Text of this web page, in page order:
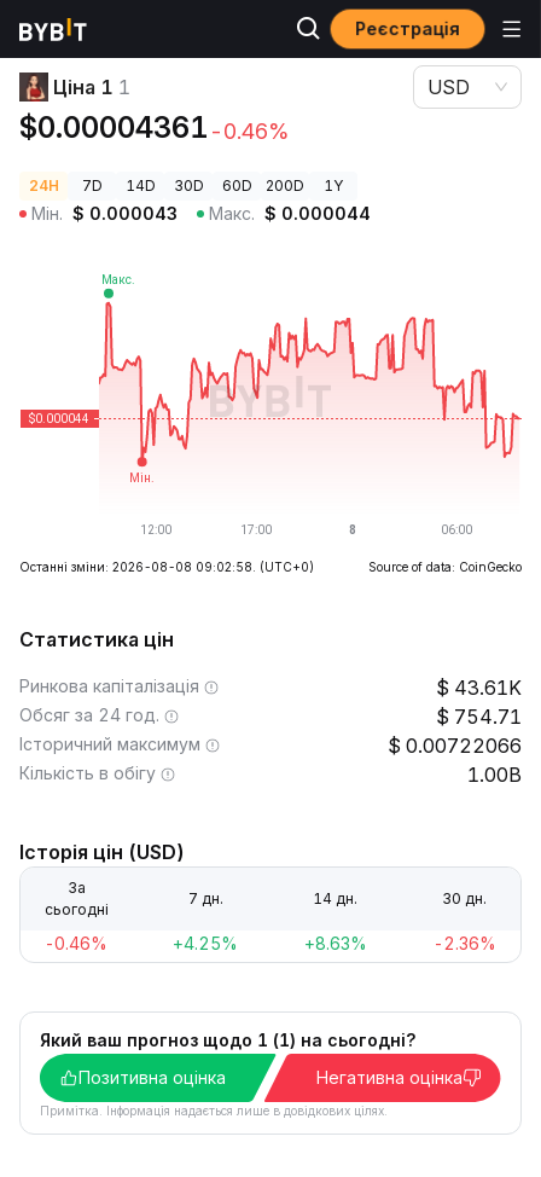
Реєстрація
Ціни криптовалют
Ціна 1 1
$0.00004361 -0.46%
USD
24H 7D 14D 30D 60D 200D 1Y
Мін. $ 0.000043 Макс. $ 0.000044
Останні зміни: 2026-08-08 09:02:58. (UTC+0) Source of data: CoinGecko
Статистика цін
Ринкова капіталізація 43.61K
Обсяг за 24 год. 754.71
Історичний максимум 0.00722066
Кількість в обігу 1.00B
Історія цін (USD)
За
сьогодні
7 дн. 14 дн. 30 дн.
-0.46% +4.25% +8.63% -2.36%
Який ваш прогноз щодо 1 (1) на сьогодні?
Позитивна оцінка
Негативна оцінка
Примітка. Інформація надається лише в довідкових цілях.